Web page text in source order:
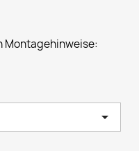
Montagehinweise:
